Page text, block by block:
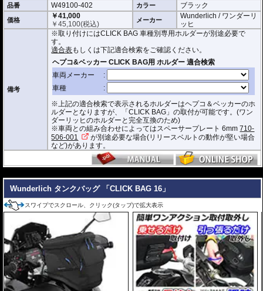
形状保持設計で、中身が空の状態でも型崩れせず、高速走行におけるバタつ
きを防ぎます。
防水インナー、防水ジッパーを装備しており、高い防水性能を有しておりま
す。(完全防水を保証するものではありません)
ジッパーにはタグが付けられており、グローブを付けたままでも簡単に開け
閉めできます。
バッグをホルダーから取り外す時もレシーバーのストラップを引くだけ。給
油時も邪魔になりません。
オプションでスペーサー
をご用意しております。タンクとタンクバッグのク
リアランスの調節が可能です。
サイド3箇所に収納ポケットを装備。
容量 : 約11L(拡張時14L)
D x W x H(cm) : 約 35 x 28 x 20(拡張時:24)
※サイズ/画像からハンドルなどと干渉しないことをあらかじめご確認の上お求
めください。
品番 W49100-402 カラー ブラック
価格
￥41,000
￥45,100(税込) メーカー
Wunderlich / ワンダーリ
ッヒ
備考
※取り付けにはCLICK BAG 車種別専用ホルダーが別途必要で
す。
適合表もしくは下記適合検索をご確認ください。
※上記の適合検索で表示されるホルダーはヘプコ＆ベッカーのホ
ルダーとなりますが、「CLICK BAG」の取付が可能です。(ワン
ダーリッヒのホルダーと完全互換のため)
※車両との組み合わせによってはスペーサープレート 6mm710-
506-001
が別途必要な場合(リリースベルトの動作が堅い場合
など)があります。
Wunderlich タンクバッグ 「CLICK BAG 16」
スワイプでスクロール、クリック(タップ)で拡大表示